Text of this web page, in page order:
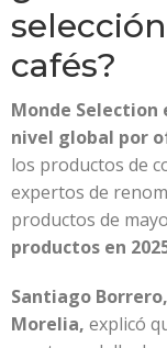
cafés?
Monde
nivel global por
los productos de
expertos de
productos de
productos en
Santiago
Morelia, explicó